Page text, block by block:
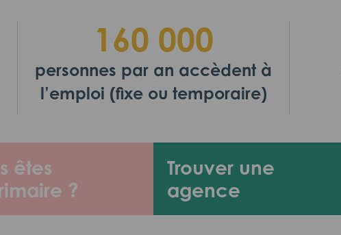
êtes
?
Trouver une
agence
160 000
personnes par an accèdent à
l’emploi (fixe ou temporaire)